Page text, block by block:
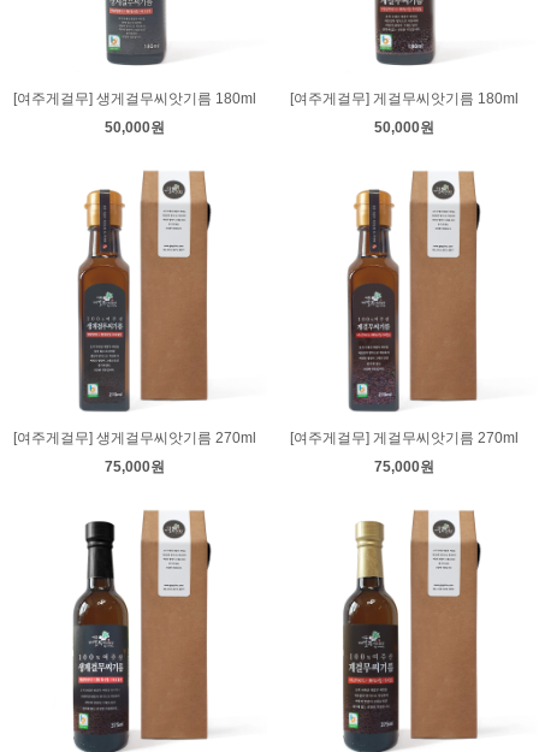
[여주게걸무] 생게걸무씨앗기름 180ml
50,000원
[여주게걸무] 게걸무씨앗기름 180ml
50,000원
[여주게걸무] 생게걸무씨앗기름 270ml
75,000원
[여주게걸무] 게걸무씨앗기름 270ml
75,000원